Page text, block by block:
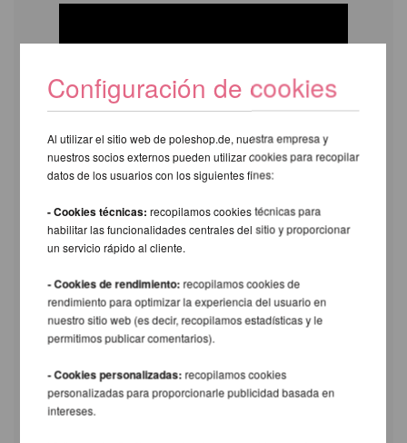
Configuración de cookies
Al utilizar el sitio web de poleshop.de, nuestra empresa y
nuestros socios externos pueden utilizar cookies para recopilar
datos de los usuarios con los siguientes fines:
- Cookies técnicas:recopilamos cookies técnicas para
habilitar las funcionalidades centrales del sitio y proporcionar
un servicio rápido al cliente.
- Cookies de rendimiento: recopilamos cookies de
rendimiento para optimizar la experiencia del usuario en
nuestro sitio web (es decir, recopilamos estadísticas y le
permitimos publicar comentarios).
- Cookies personalizadas: recopilamos cookies
personalizadas para proporcionarle publicidad basada en
intereses.